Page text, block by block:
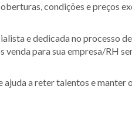
condições e preços
e dedicada no processo
venda para sua empresa/RH
ajuda a reter talentos e